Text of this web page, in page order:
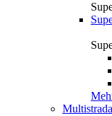
Multistrada